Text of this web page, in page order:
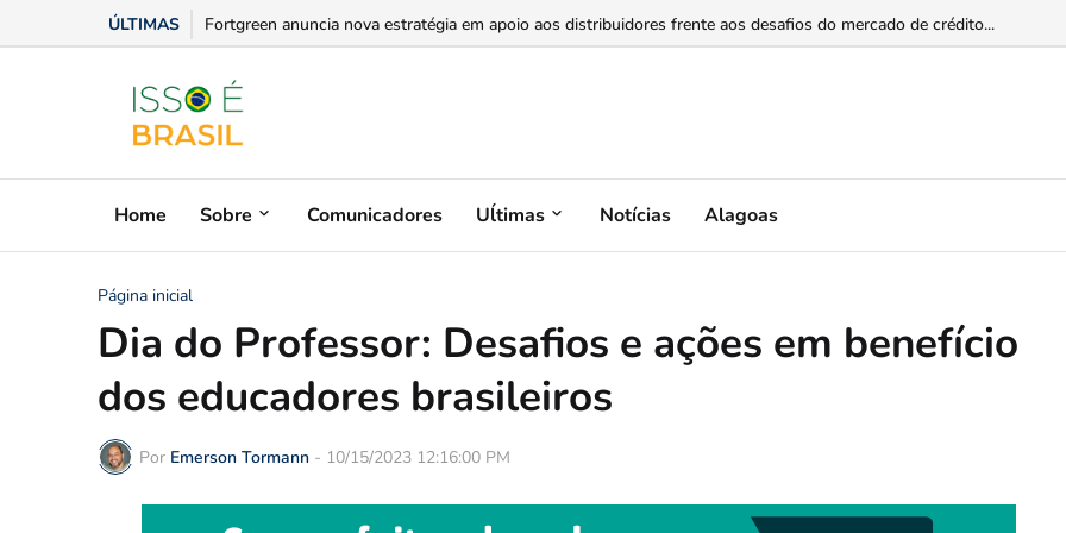
ÚLTIMAS Congresso de Marketing do Agro ABMRA posiciona liderança, IA e estratégia no centro das transformações do
Home Sobre Comunicadores Uĺtimas Notícias Alagoas
Página inicial
Dia do Professor: Desafios e ações em benefício
dos educadores brasileiros
Por Emerson Tormann - 10/15/2023 12:16:00 PM